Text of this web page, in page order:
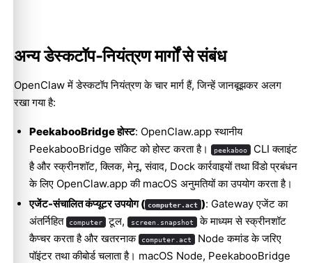
अन्य डेस्कटॉप-नियंत्रण मार्गों से संबंध
OpenClaw में डेस्कटॉप नियंत्रण के चार मार्ग हैं, जिन्हें जानबूझकर अलग
रखा गया है:
PeekabooBridge होस्ट: OpenClaw.app स्थानीय
PeekabooBridge सॉकेट को होस्ट करता है।
peekaboo
CLI क्लाइंट
है और स्क्रीनशॉट, क्लिक, मेनू, संवाद, Dock कार्रवाइयों तथा विंडो प्रबंधन
के लिए OpenClaw.app की macOS अनुमतियों का उपयोग करता है।
एजेंट-संचालित कंप्यूटर उपयोग ( computer.act ): Gateway एजेंट का
अंतर्निहित
computer टूल, screen.snapshot के माध्यम से स्क्रीनशॉट
कैप्चर करता है और खतरनाक
computer.act
Node कमांड के जरिए
पॉइंटर तथा कीबोर्ड चलाता है। macOS Node, PeekabooBridge